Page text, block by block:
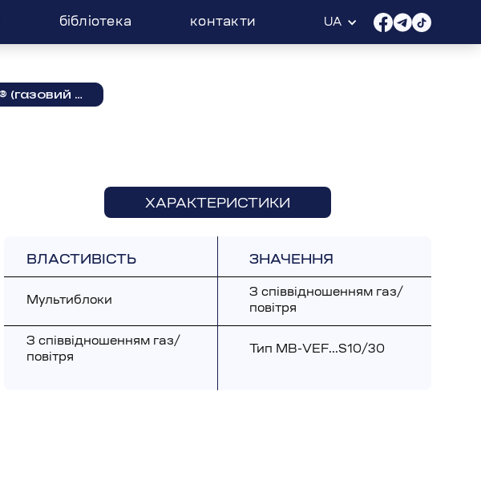
бібліотека контакти UA
mb-vef 407-412 b01 s10/30: gasmultibloc® (газовий мультиблок), модуль регулювання і безпеки, безступінчатий плавний режим експлуатації
ХАРАКТЕРИСТИКИ
ВЛАСТИВІСТЬ ЗНАЧЕННЯ
Мультиблоки
З співвідношенням газ/
повітря
З співвідношенням газ/
повітря
Тип MB-VEF...S10/30